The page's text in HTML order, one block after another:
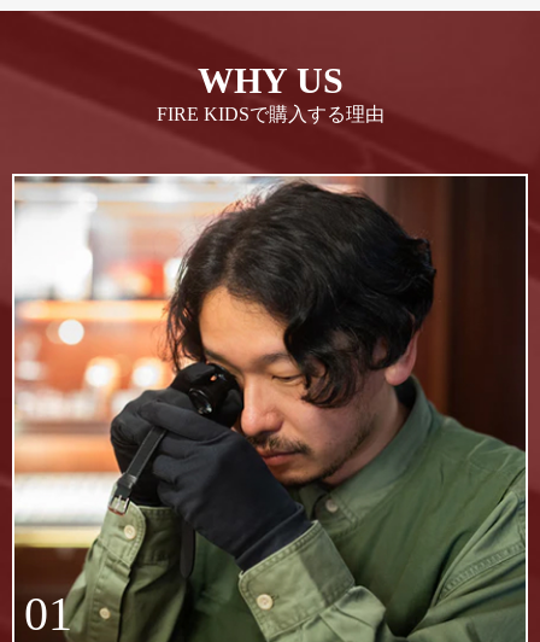
WHY US
FIRE KIDSで購入する理由
01